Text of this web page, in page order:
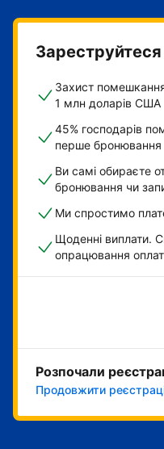
готель
Захист
1 млн доларів США
45% господарів
перше
Ви самі обираєте
бронювання чи
Ми спростимо
Щоденні виплати.
опрацювання
Розпочали
Продовжити